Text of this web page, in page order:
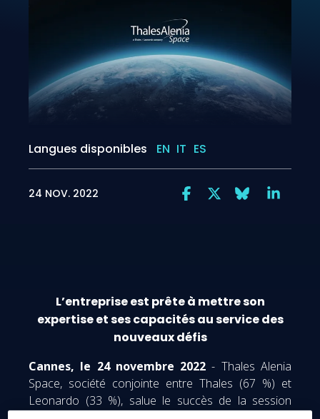
Langues disponibles EN IT ES
24 NOV. 2022
L’entreprise est prête à mettre son
expertise et ses capacités au service des
nouveaux défis
Cannes, le 24 novembre 2022 - Thales Alenia
Space, société conjointe entre Thales (67 %) et
Leonardo (33 %), salue le succès de la session